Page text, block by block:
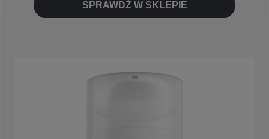
SPRAWDŹ W SKLEPIE